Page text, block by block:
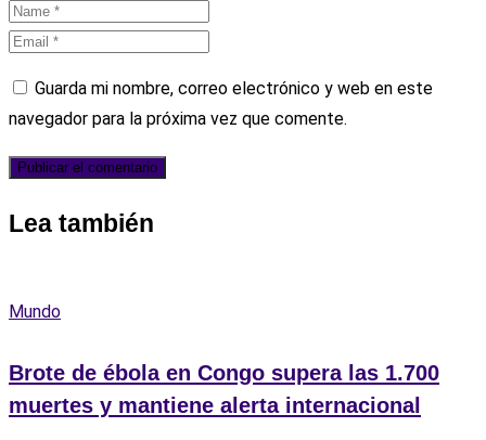
Guarda mi nombre, correo electrónico y web en este
navegador para la próxima vez que comente.
Lea también
Mundo
Brote de ébola en Congo supera las 1.700
muertes y mantiene alerta internacional